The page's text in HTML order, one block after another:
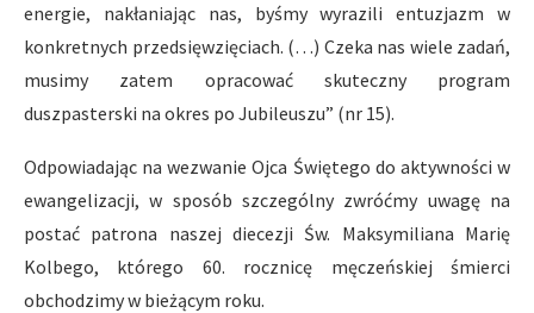
energie, nakłaniając nas, byśmy wyrazili entuzjazm w
konkretnych przedsięwzięciach. (…) Czeka nas wiele zadań,
musimy zatem opracować skuteczny program
duszpasterski na okres po Jubileuszu” (nr 15).
Odpowiadając na wezwanie Ojca Świętego do aktywności w
ewangelizacji, w sposób szczególny zwróćmy uwagę na
postać patrona naszej diecezji Św. Maksymiliana Marię
Kolbego, którego 60. rocznicę męczeńskiej śmierci
obchodzimy w bieżącym roku.